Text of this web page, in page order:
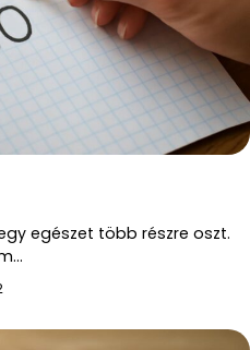
egészet több részre oszt.